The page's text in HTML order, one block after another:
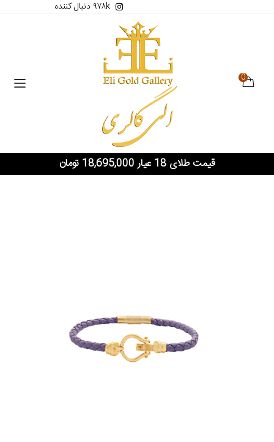
۹۷۸k دنبال کننده
0
قیمت طلای 18 عیار 18,695,000 تومان